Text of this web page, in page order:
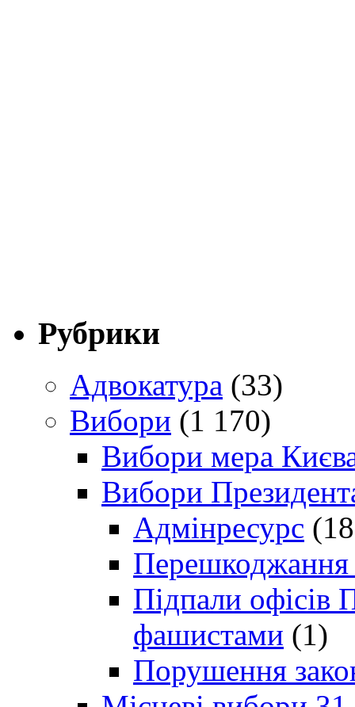
Рубрики
Адвокатура (33)
Вибори (1 170)
Вибори мера
Вибори
Адмінресурс
Перешкоджання
Підпали офісів
фашистами (1)
Порушення